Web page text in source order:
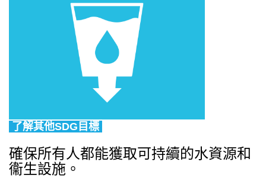
了解其他SDG目標
確保所有人都能獲取可持續的水資源和
衞生設施。